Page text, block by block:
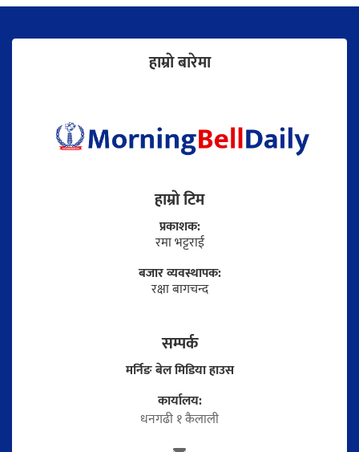
हाम्राे बारेमा
हाम्राे टिम
प्रकाशक:
रमा भट्टराई
बजार व्यवस्थापक:
रक्षा बागचन्द
सम्पर्क
मर्निङ बेल मिडिया हाउस
कार्यालय:
धनगढी १ कैलाली